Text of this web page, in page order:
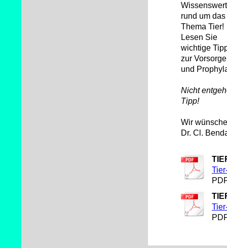
rund um das
Thema Tier!
Lesen Sie
wichtige
zur Vorsorge
und
Nicht
Tipp!
Wir
Dr. Cl.